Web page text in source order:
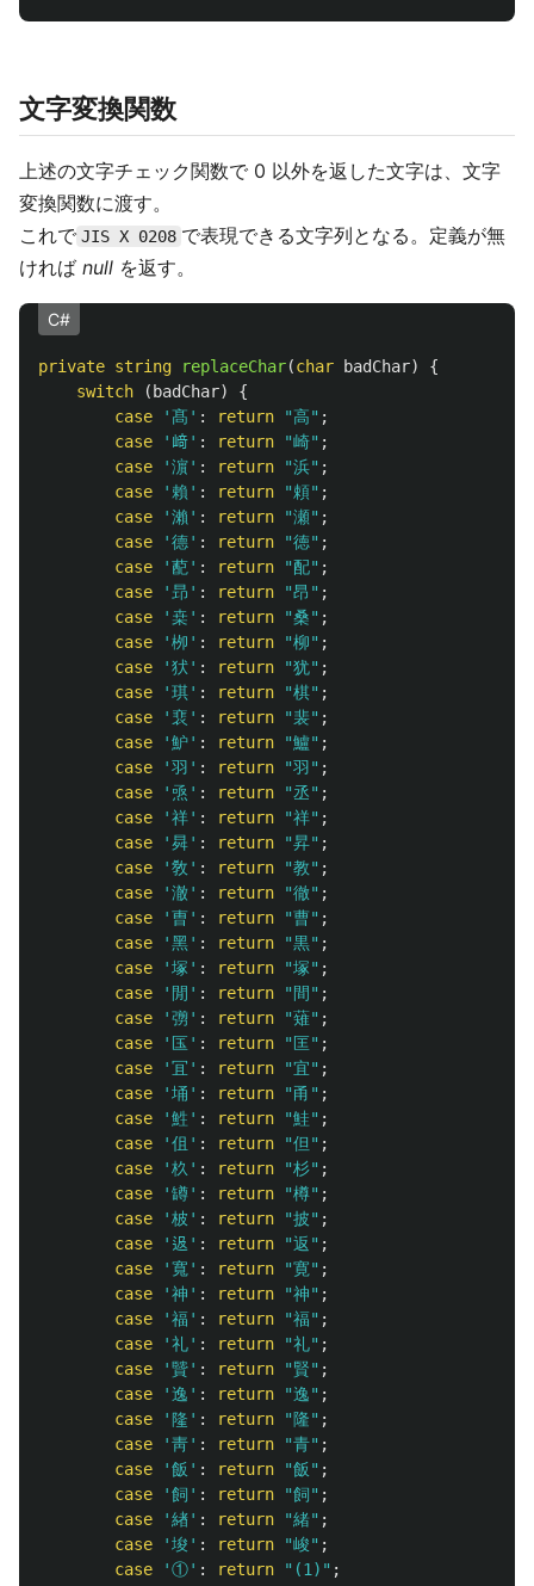
文字変換関数
上述の文字チェック関数で 0 以外を返した文字は、文字
変換関数に渡す。
これで JIS X 0208 で表現できる文字列となる。定義が無
ければ null を返す。
C#
private string replaceChar(char badChar)
{
switch
(badChar)
{
case
'髙' : return "高" ;
case
'﨑' : return "崎" ;
case
'濵' : return "浜" ;
case
'賴' : return "頼" ;
case
'瀨' : return "瀬" ;
case
'德' : return "徳" ;
case
'蓜' : return "配" ;
case
'昻' : return "昂" ;
case
'桒' : return "桑" ;
case
'栁' : return "柳" ;
case
'犾' : return "犹" ;
case
'琪' : return "棋" ;
case
'裵' : return "裴" ;
case
'魲' : return "鱸" ;
case
'羽' : return "羽" ;
case
'焏' : return "丞" ;
case
'祥' : return "祥" ;
case
'曻' : return "昇" ;
case
'敎' : return "教" ;
case
'澈' : return "徹" ;
case
'曺' : return "曹" ;
case
'黑' : return "黒" ;
case
'塚' : return "塚" ;
case
'閒' : return "間" ;
case
'彅' : return "薙" ;
case
'匤' : return "匡" ;
case
'冝' : return "宜" ;
case
'埇' : return "甬" ;
case
'鮏' : return "鮭" ;
case
'伹' : return "但" ;
case
'杦' : return "杉" ;
case
'罇' : return "樽" ;
case
'柀' : return "披" ;
case
'﨤' : return "返" ;
case
'寬' : return "寛" ;
case
'神' : return "神" ;
case
'福' : return "福" ;
case
'礼' : return "礼" ;
case
'贒' : return "賢" ;
case
'逸' : return "逸" ;
case
'隆' : return "隆" ;
case
'靑' : return "青" ;
case
'飯' : return "飯" ;
case
'飼' : return "飼" ;
case
'緖' : return "緒" ;
case
'埈' : return "峻" ;
case
'①' : return "(1)" ;